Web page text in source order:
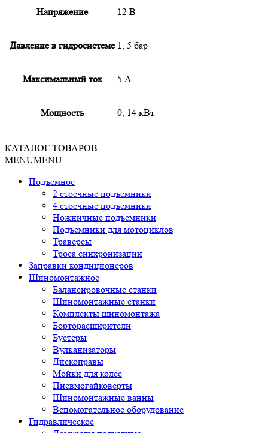
Напряжение 12 В
Давление в гидросистеме 1, 5 бар
Максимальный ток 5 А
Мощность 0, 14 кВт
КАТАЛОГ ТОВАРОВ
MENUMENU
Подъемное
2 стоечные подъемники
4 стоечные подъемники
Ножничные подъемники
Подъемники для мотоциклов
Траверсы
Троса синхронизации
Заправки кондиционеров
Шиномонтажное
Балансировочные станки
Шиномонтажные станки
Комплекты шиномонтажа
Борторасширители
Бустеры
Вулканизаторы
Дископравы
Мойки для колес
Пневмогайковерты
Шиномонтажные ванны
Вспомогательное оборудование
Гидравлическое